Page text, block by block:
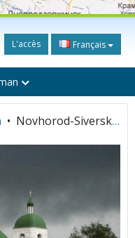
L'accès Français
• Novhorod-Siverskyï